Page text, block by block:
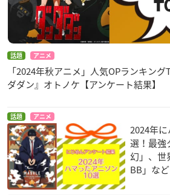
話題 アニメ
「2024年秋アニメ」人気OPランキン
ダダン』オトノケ【アンケート結果】
話題 アニメ
2024年
選！最強
幻」、世
BB」な